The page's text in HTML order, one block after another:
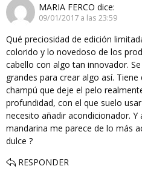
MARIA FERCO dice:
09/01/2017 a las 23:59
Qué preciosidad de edición
colorido y lo novedoso de los
cabello con algo tan innovador.
grandes para crear algo así.
champú que deje el pelo
profundidad, con el que suelo
necesito añadir acondicionador. Y
mandarina me parece de lo más
dulce ?
RESPONDER